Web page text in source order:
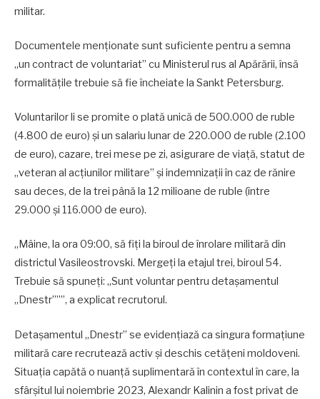
militar.
Documentele menționate sunt suficiente pentru a semna
„un contract de voluntariat” cu Ministerul rus al Apărării, însă
formalitățile trebuie să fie încheiate la Sankt Petersburg.
Voluntarilor li se promite o plată unică de 500.000 de ruble
(4.800 de euro) și un salariu lunar de 220.000 de ruble (2.100
de euro), cazare, trei mese pe zi, asigurare de viață, statut de
„veteran al acțiunilor militare” și indemnizații în caz de rănire
sau deces, de la trei până la 12 milioane de ruble (între
29.000 și 116.000 de euro).
„Mâine, la ora 09:00, să fiți la biroul de înrolare militară din
districtul Vasileostrovski. Mergeți la etajul trei, biroul 54.
Trebuie să spuneți: „Sunt voluntar pentru detașamentul
„Dnestr”””, a explicat recrutorul.
Detașamentul „Dnestr” se evidențiază ca singura formațiune
militară care recrutează activ și deschis cetățeni moldoveni.
Situația capătă o nuanță suplimentară în contextul în care, la
sfârșitul lui noiembrie 2023, Alexandr Kalinin a fost privat de